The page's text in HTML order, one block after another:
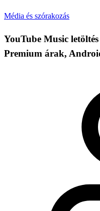
Média és szórakozás
YouTube Music
Premium árak,